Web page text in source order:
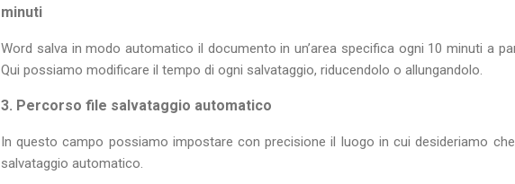
minuti
Word salva in modo automatico il documento in un’area specifica ogni 10 minuti a
Qui possiamo modificare il tempo di ogni salvataggio, riducendolo o allungandolo.
3. Percorso file salvataggio automatico
In questo campo possiamo impostare con precisione il luogo in cui desideriamo
salvataggio automatico.